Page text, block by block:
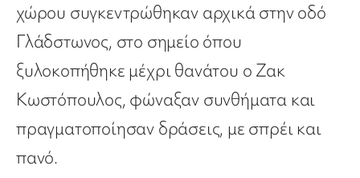
χώρου συγκεντρώθηκαν αρχικά στην οδό
Γλάδστωνος, στο σημείο όπου
ξυλοκοπήθηκε μέχρι θανάτου ο Ζακ
Κωστόπουλος, φώναξαν συνθήματα και
πραγματοποίησαν δράσεις, με σπρέι και
πανό.